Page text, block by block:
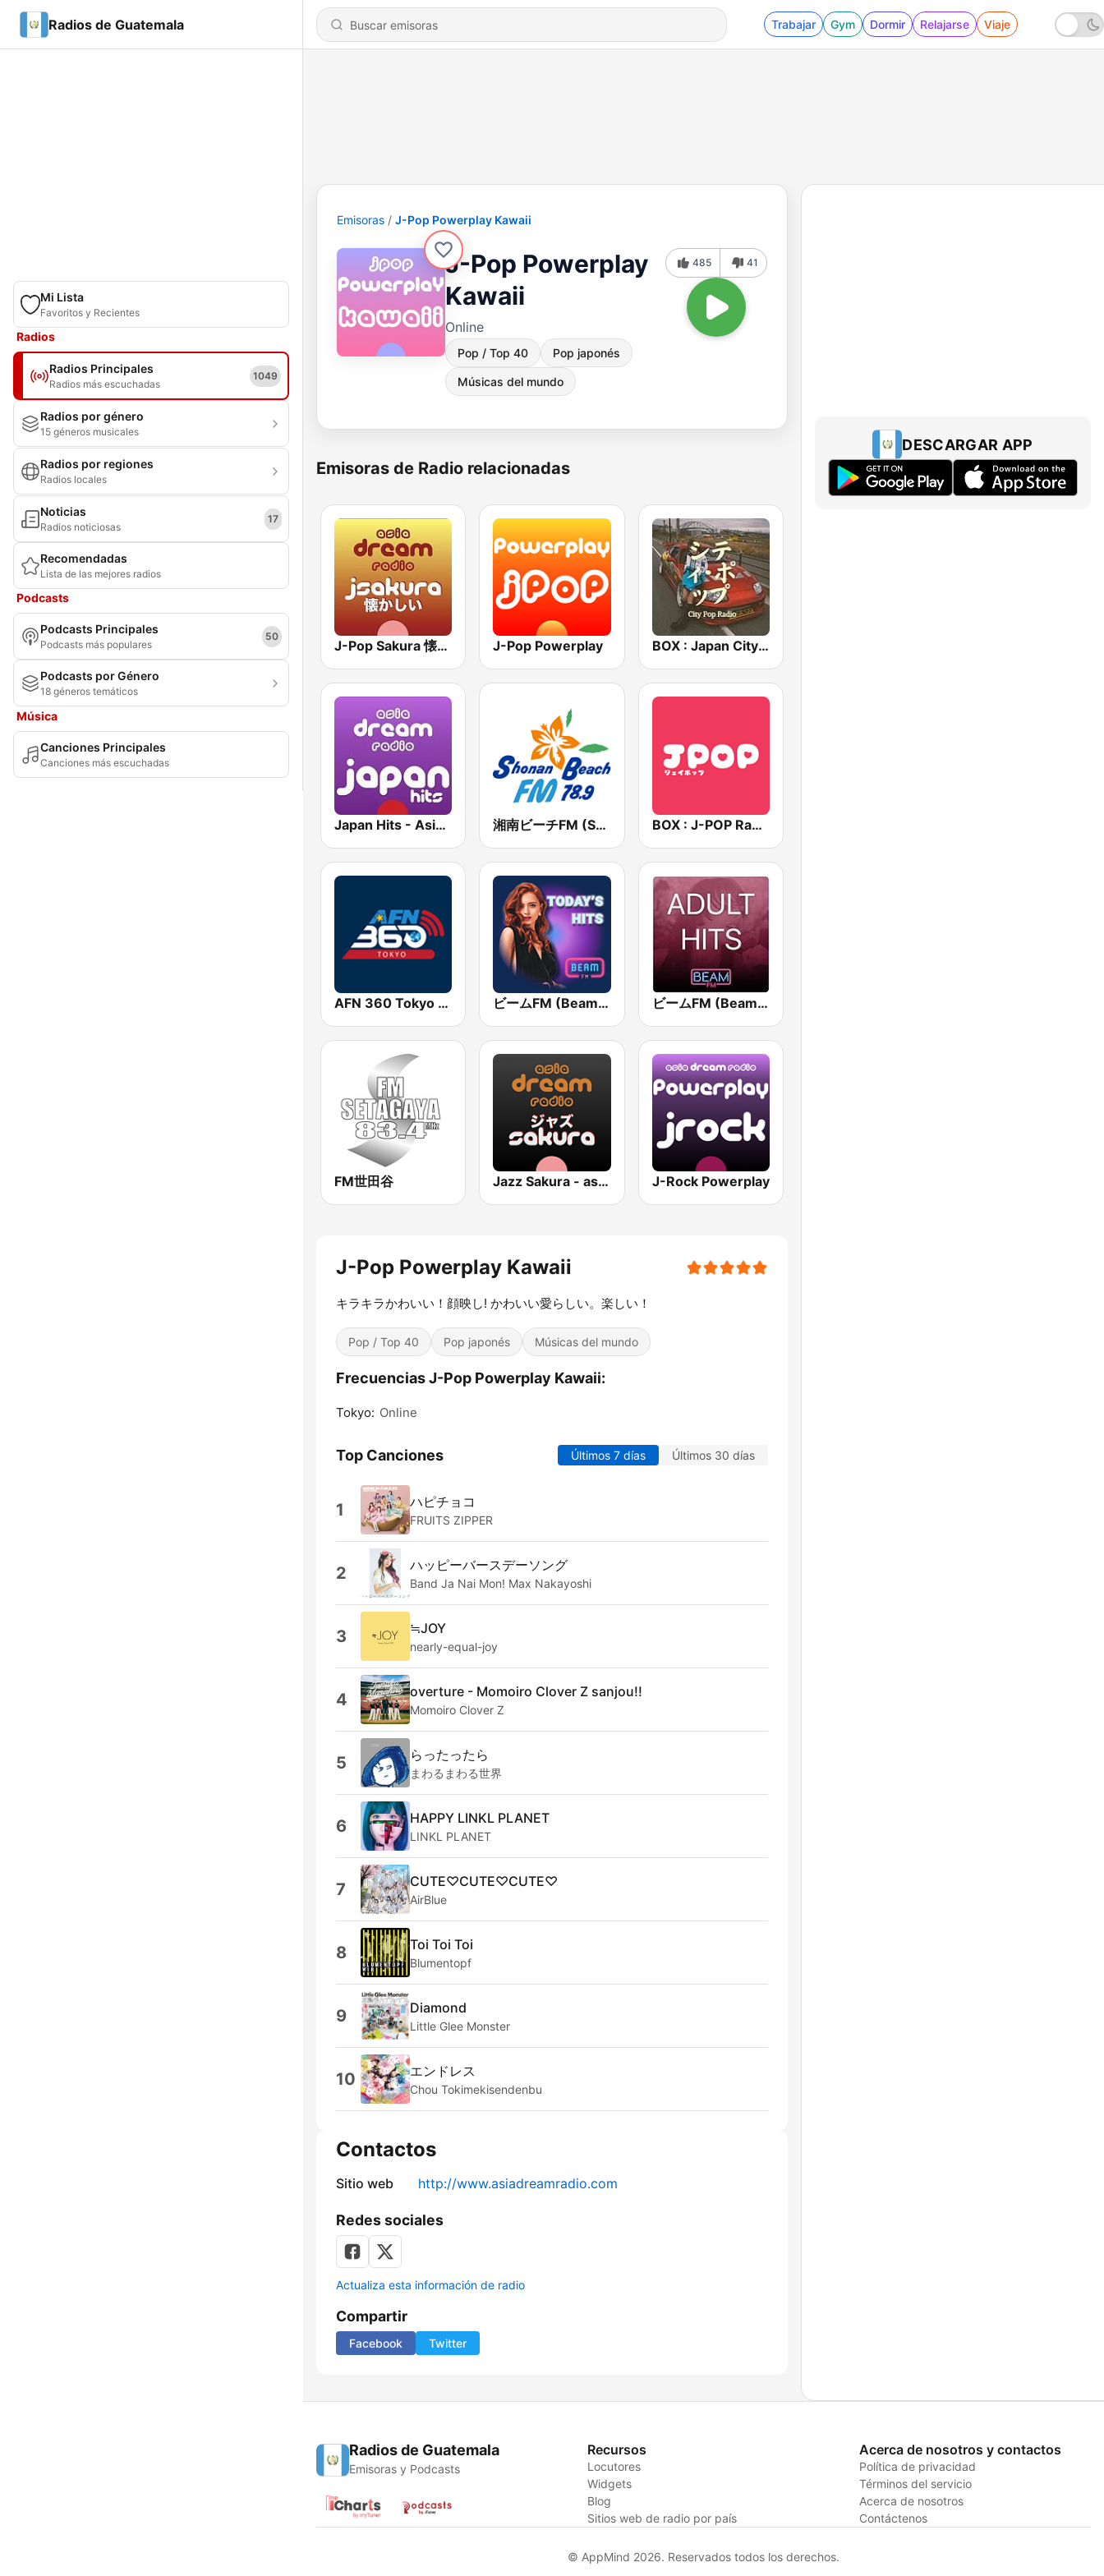
Radios de Guatemala Trabajar Gym Dormir Relajarse Viaje
Mi Lista
Favoritos y Recientes
Radios
Radios Principales
Radios más escuchadas
1049
Radios por género
15 géneros musicales
Radios por regiones
Radios locales
Noticias
Radios noticiosas
17
Recomendadas
Lista de las mejores radios
Podcasts
Podcasts Principales
Podcasts más populares
50
Podcasts por Género
18 géneros temáticos
Música
Canciones Principales
Canciones más escuchadas
Emisoras J-Pop Powerplay Kawaii
J-Pop Powerplay
Kawaii
Online
Pop / Top 40 Pop japonés
Músicas del mundo
485 41
Emisoras de Radio relacionadas
J-Pop Sakura 懐かしい J-Pop Powerplay BOX : Japan City Pop -日本のシティポップ
Japan Hits - Asia DREAM Radio 湘南ビーチFM (Shonan Beach FM) BOX : J-POP Radio - ジェイポップ 無線
AFN 360 Tokyo (Japan Only) ビームFM (Beam FM) ビームFM (Beam FM) - Adult Hits
FM世田谷 Jazz Sakura - asia DREAM radio J-Rock Powerplay
J-Pop Powerplay Kawaii
キラキラかわいい！顔映し! かわいい愛らしい。楽しい！
Pop / Top 40 Pop japonés Músicas del mundo
Frecuencias J-Pop Powerplay Kawaii:
Tokyo: Online
Top Canciones Últimos 7 días Últimos 30 días
1 ハピチョコ
FRUITS ZIPPER
2 ハッピーバースデーソング
Band Ja Nai Mon! Max Nakayoshi
3 ≒JOY
nearly-equal-joy
4 overture - Momoiro Clover Z sanjou!!
Momoiro Clover Z
5 らったったら
まわるまわる世界
6 HAPPY LINKL PLANET
LINKL PLANET
7 CUTE♡CUTE♡CUTE♡
AirBlue
8 Toi Toi Toi
Blumentopf
9 Diamond
Little Glee Monster
10 エンドレス
Chou Tokimekisendenbu
Contactos
Sitio web http://www.asiadreamradio.com
Redes sociales
Actualiza esta información de radio
Compartir
Facebook Twitter
DESCARGAR APP
Radios de Guatemala
Emisoras y Podcasts
Recursos
Locutores
Widgets
Blog
Sitios web de radio por país
Acerca de nosotros y contactos
Política de privacidad
Términos del servicio
Acerca de nosotros
Contáctenos
© AppMind 2026. Reservados todos los derechos.